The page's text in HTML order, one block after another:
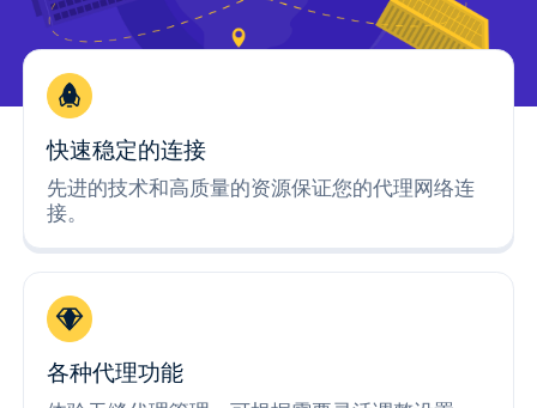
快速稳定的连接
先进的技术和高质量的资源保证您的代理网络连
接。
各种代理功能